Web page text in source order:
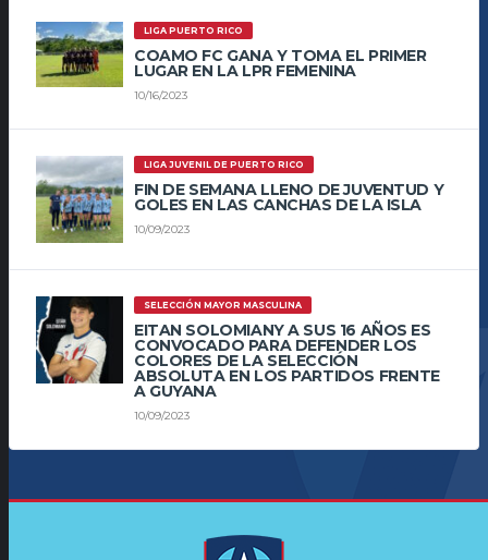
LIGA PUERTO RICO
COAMO FC GANA Y TOMA EL PRIMER
LUGAR EN LA LPR FEMENINA
10/16/2023
LIGA JUVENIL DE PUERTO RICO
FIN DE SEMANA LLENO DE JUVENTUD Y
GOLES EN LAS CANCHAS DE LA ISLA
10/09/2023
SELECCIÓN MAYOR MASCULINA
EITAN SOLOMIANY A SUS 16 AÑOS ES
CONVOCADO PARA DEFENDER LOS
COLORES DE LA SELECCIÓN
ABSOLUTA EN LOS PARTIDOS FRENTE
A GUYANA
10/09/2023